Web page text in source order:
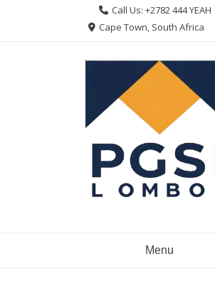
Call Us: +2782 444 YEAH
Cape Town, South Africa
Menu